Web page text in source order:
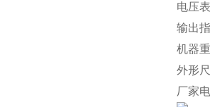
电压
输出
机器
外形
厂家